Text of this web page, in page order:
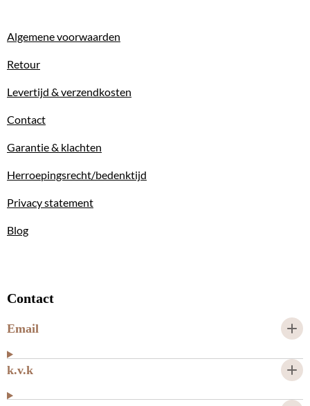
Algemene voorwaarden
Retour
Levertijd & verzendkosten
Contact
Garantie & klachten
Herroepingsrecht/bedenktijd
Privacy statement
Blog
Contact
Email
k.v.k